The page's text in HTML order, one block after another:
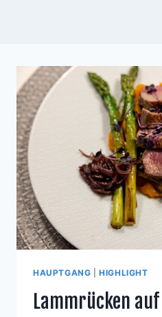
HAUPTGANG |HIGHLIGHT
Lammrücken auf